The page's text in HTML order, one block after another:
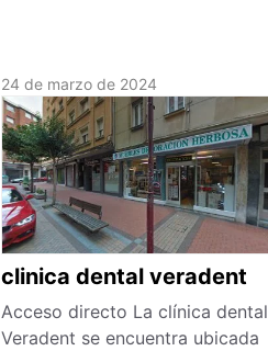
24 de marzo de 2024
clinica dental veradent
Acceso directo La clínica dental
Veradent se encuentra ubicada